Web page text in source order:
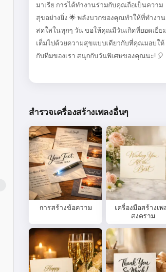
มาเรีย การได้ทำงานร่วมกับคุณถือเป็นความ
สุขอย่างยิ่ง 🌟 พลังบวกของคุณทำให้ที่ทำงาน
สดใสในทุกๆ วัน ขอให้คุณมีวันเกิดที่ยอดเยี่ยม
เต็มไปด้วยความสุขแบบเดียวกับที่คุณมอบให้
กับทีมของเรา สนุกกับวันพิเศษของคุณนะ! 🎈
สำรวจเครื่องสร้างเพลงอื่นๆ
การสร้างข้อความ
เครื่องมือสร้างเพ
สงคราม